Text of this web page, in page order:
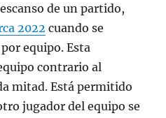
de un partido,
2022 cuando se
equipo. Esta
contrario al
mitad. Está permitido
jugador del equipo se